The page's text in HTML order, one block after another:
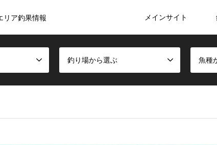
リア釣果情報 メインサイト
釣り場から選ぶ 魚種